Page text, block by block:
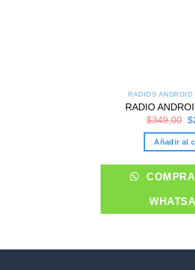
RADIOS
RADIO
$349,00 $
Añadir al